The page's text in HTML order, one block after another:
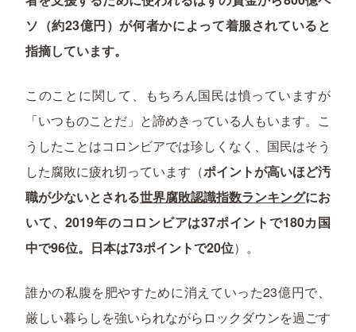
ソ（約23億円）が何者かによって着服されていると
指摘しています。
このことに関して、もちろん国民は憤っていますが
「いつものことだ」と諦めきっている人もいます。こ
うしたことはコロンビアでは珍しくなく、国民はそう
した腐敗に疲れ切っています（ポイントが高いほど汚
職が少ないとされる世界腐敗認識指数ランキングにお
いて、2019年のコロンビアは37ポイントで180カ国
中で96位。日本は73ポイントで20位）。
誰かの私腹を肥やすために消えていった23億円で、
厳しい暮らしを強いられながらロックダウンを過ごす